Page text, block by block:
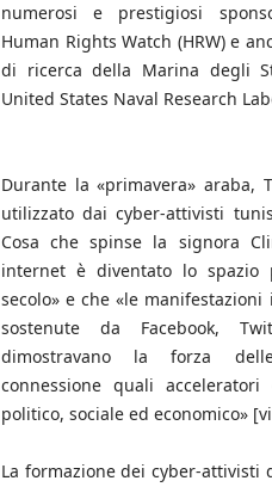
numerosi e prestigiosi
Human Rights Watch (HRW) e
di ricerca della Marina degli
United States Naval Research
Durante la «primavera» araba,
utilizzato dai cyber-attivisti
Cosa che spinse la signora
internet è diventato lo spazio
secolo» e che «le
sostenute da Facebook,
dimostravano la forza
connessione quali acceleratori
politico, sociale ed economico»
La formazione dei cyber-attivisti